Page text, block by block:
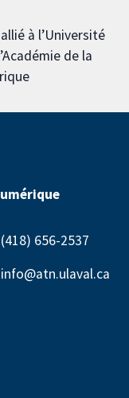
à l’Université
de la
(418) 656-2537
info@atn.ulaval.ca